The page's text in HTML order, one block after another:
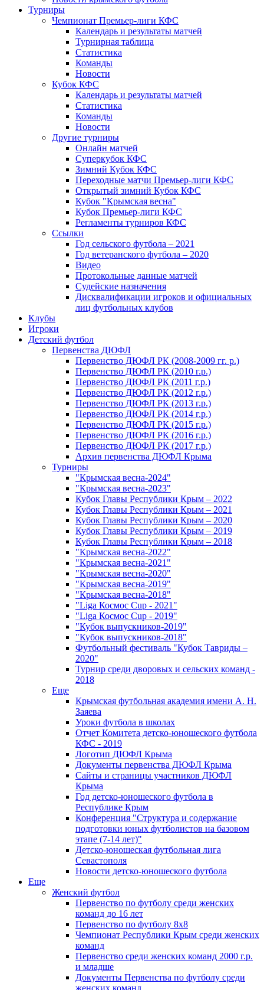
Турниры
Чемпионат Премьер-лиги КФС
Календарь и результаты матчей
Турнирная таблица
Статистика
Команды
Новости
Кубок КФС
Календарь и результаты матчей
Статистика
Команды
Новости
Другие турниры
Онлайн матчей
Суперкубок КФС
Зимний Кубок КФС
Переходные матчи Премьер-лиги КФС
Открытый зимний Кубок КФС
Кубок "Крымская весна"
Кубок Премьер-лиги КФС
Регламенты турниров КФС
Ссылки
Год сельского футбола – 2021
Год ветеранского футбола – 2020
Видео
Протокольные данные матчей
Судейские назначения
Дисквалификации игроков и официальных
лиц футбольных клубов
Клубы
Игроки
Детский футбол
Первенства ДЮФЛ
Первенство ДЮФЛ РК (2008-2009 гг. р.)
Первенство ДЮФЛ РК (2010 г.р.)
Первенство ДЮФЛ РК (2011 г.р.)
Первенство ДЮФЛ РК (2012 г.р.)
Первенство ДЮФЛ РК (2013 г.р.)
Первенство ДЮФЛ РК (2014 г.р.)
Первенство ДЮФЛ РК (2015 г.р.)
Первенство ДЮФЛ РК (2016 г.р.)
Первенство ДЮФЛ РК (2017 г.р.)
Архив первенства ДЮФЛ Крыма
Турниры
"Крымская весна-2024"
"Крымская весна-2023"
Кубок Главы Республики Крым – 2022
Кубок Главы Республики Крым – 2021
Кубок Главы Республики Крым – 2020
Кубок Главы Республики Крым – 2019
Кубок Главы Республики Крым – 2018
"Крымская весна-2022"
"Крымская весна-2021"
"Крымская весна-2020"
"Крымская весна-2019"
"Крымская весна-2018"
"Liga Космос Cup - 2021"
"Liga Космос Cup - 2019"
"Кубок выпускников-2019"
"Кубок выпускников-2018"
Футбольный фестиваль "Кубок Тавриды –
2020"
Турнир среди дворовых и сельских команд -
2018
Еще
Крымская футбольная академия имени А. Н.
Заяева
Уроки футбола в школах
Отчет Комитета детско-юношеского футбола
КФС - 2019
Логотип ДЮФЛ Крыма
Документы первенства ДЮФЛ Крыма
Сайты и страницы участников ДЮФЛ
Крыма
Год детско-юношеского футбола в
Республике Крым
Конференция "Структура и содержание
подготовки юных футболистов на базовом
этапе (7-14 лет)"
Детско-юношеская футбольная лига
Севастополя
Новости детско-юношеского футбола
Еще
Женский футбол
Первенство по футболу среди женских
команд до 16 лет
Первенство по футболу 8х8
Чемпионат Республики Крым среди женских
команд
Первенство среди женских команд 2000 г.р.
и младше
Документы Первенства по футболу среди
женских команд